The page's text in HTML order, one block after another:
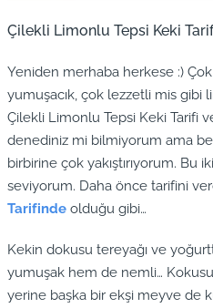
Çilekli Limonlu Tepsi Keki
Yeniden merhaba herkese :)
yumuşacık, çok lezzetli mis gibi
Çilekli Limonlu Tepsi Keki Tarifi
denediniz mi bilmiyorum ama
birbirine çok yakıştırıyorum. Bu
seviyorum. Daha önce tarifini
Tarifindeolduğu gibi…
Kekin dokusu tereyağı ve
yumuşak hem de nemli…
yerine başka bir ekşi meyve de